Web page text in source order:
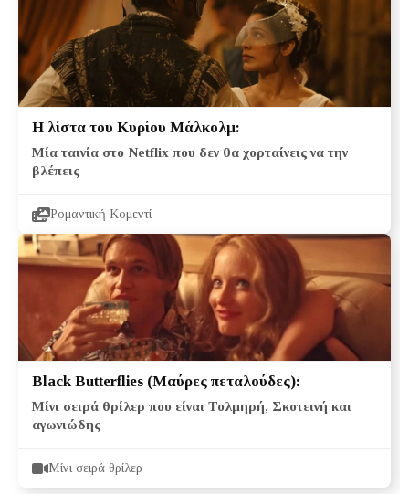
Η λίστα του Κυρίου Μάλκολμ:
Μία ταινία στο Netflix που δεν θα χορταίνεις να την
βλέπεις
Ρομαντική Κομεντί
Black Butterflies (Μαύρες πεταλούδες):
Μίνι σειρά θρίλερ που είναι Τολμηρή, Σκοτεινή και
αγωνιώδης
Μίνι σειρά θρίλερ